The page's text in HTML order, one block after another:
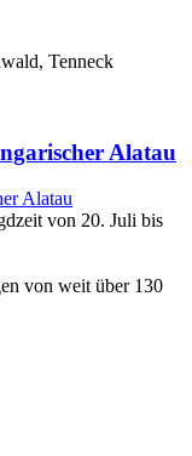
Tenneck
Alatau
von 20. Juli bis
von weit über 130